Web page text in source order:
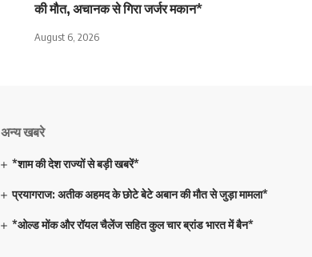
की मौत, अचानक से गिरा जर्जर मकान*
August 6, 2026
अन्य खबरे
*शाम की देश राज्यों से बड़ी खबरें*
प्रयागराज: अतीक अहमद के छोटे बेटे अबान की मौत से जुड़ा मामला*
*ओल्ड मोंक और रॉयल चैलेंज सहित कुल चार ब्रांड भारत में बैन*